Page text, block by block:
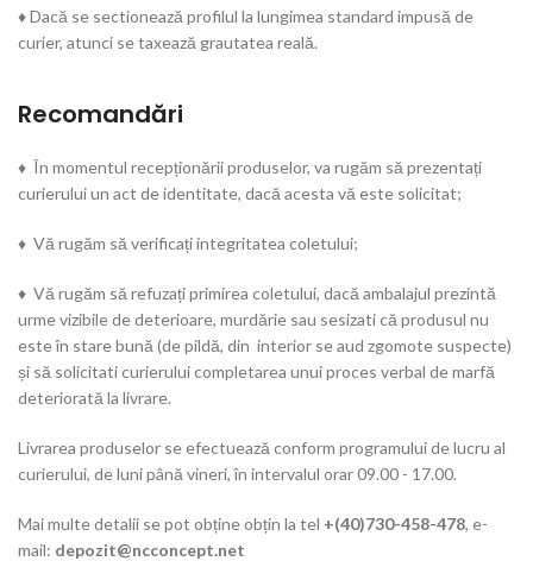
♦ Dacă se sectionează profilul la lungimea standard impusă de
curier, atunci se taxează grautatea reală.
Recomandări
♦ În momentul recepționării produselor, va rugăm să prezentați
curierului un act de identitate, dacă acesta vă este solicitat;
♦ Vă rugăm să verificați integritatea coletului;
♦ Vă rugăm să refuzați primirea coletului, dacă ambalajul prezintă
urme vizibile de deterioare, murdărie sau sesizati că produsul nu
este în stare bună (de pildă, din interior se aud zgomote suspecte)
și să solicitati curierului completarea unui proces verbal de marfă
deteriorată la livrare.
Livrarea produselor se efectuează conform programului de lucru al
curierului, de luni până vineri, în intervalul orar 09.00 - 17.00.
Mai multe detalii se pot obține obțin la tel +(40)730-458-478, e-
mail: depozit@ncconcept.net